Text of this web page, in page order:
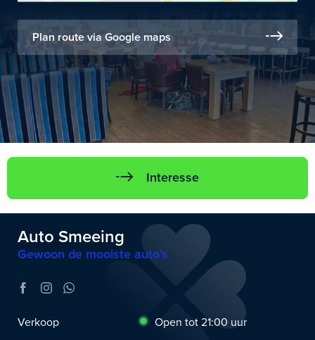
Plan route via Google maps
Interesse
Auto Smeeing
Gewoon de mooiste auto’s
Verkoop
Open tot 21:00 uur